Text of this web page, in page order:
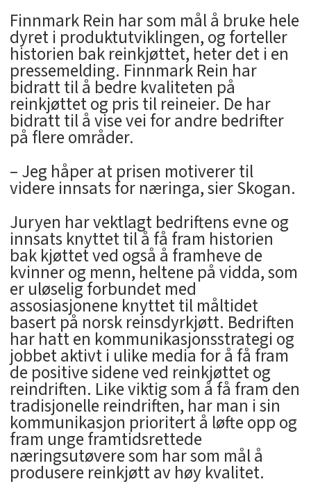
Finnmark Rein har som mål å bruke hele
dyret i produktutviklingen, og forteller
historien bak reinkjøttet, heter det i en
pressemelding. Finnmark Rein har
bidratt til å bedre kvaliteten på
reinkjøttet og pris til reineier. De har
bidratt til å vise vei for andre bedrifter
på flere områder.
– Jeg håper at prisen motiverer til
videre innsats for næringa, sier Skogan.
Juryen har vektlagt bedriftens evne og
innsats knyttet til å få fram historien
bak kjøttet ved også å framheve de
kvinner og menn, heltene på vidda, som
er uløselig forbundet med
assosiasjonene knyttet til måltidet
basert på norsk reinsdyrkjøtt. Bedriften
har hatt en kommunikasjonsstrategi og
jobbet aktivt i ulike media for å få fram
de positive sidene ved reinkjøttet og
reindriften. Like viktig som å få fram den
tradisjonelle reindriften, har man i sin
kommunikasjon prioritert å løfte opp og
fram unge framtidsrettede
næringsutøvere som har som mål å
produsere reinkjøtt av høy kvalitet.